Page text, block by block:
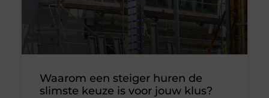
Waarom een steiger huren de
slimste keuze is voor jouw klus?